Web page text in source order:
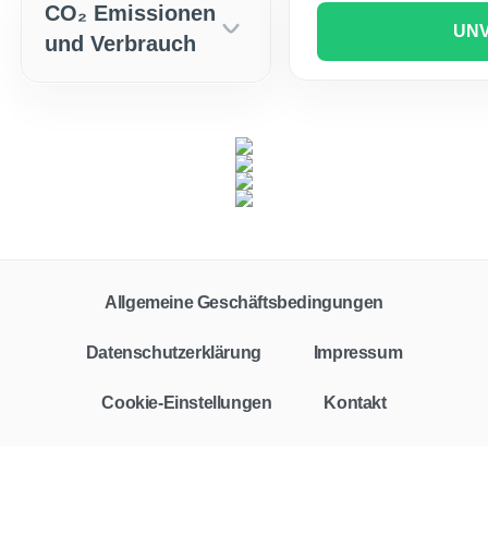
CO₂ Emissionen
und Verbrauch
Allgemeine Geschäftsbedingungen
Datenschutzerklärung Impressum
Cookie-Einstellungen Kontakt